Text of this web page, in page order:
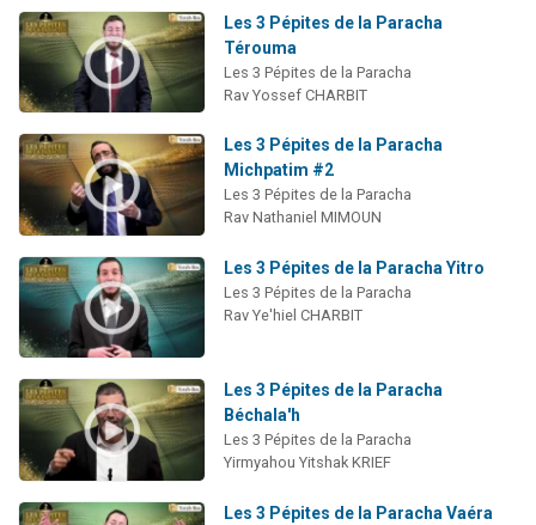
Les 3 Pépites de la Paracha
Térouma
Les 3 Pépites de la Paracha
Rav Yossef CHARBIT
Les 3 Pépites de la Paracha
Michpatim #2
Les 3 Pépites de la Paracha
Rav Nathaniel MIMOUN
Les 3 Pépites de la Paracha Yitro
Les 3 Pépites de la Paracha
Rav Ye'hiel CHARBIT
Les 3 Pépites de la Paracha
Béchala'h
Les 3 Pépites de la Paracha
Yirmyahou Yitshak KRIEF
Les 3 Pépites de la Paracha Vaéra